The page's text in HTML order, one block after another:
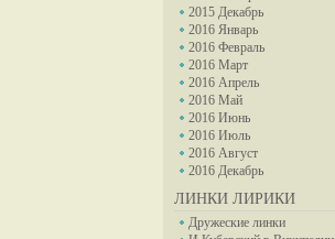
2015 Декабрь
2016 Январь
2016 Февраль
2016 Март
2016 Апрель
2016 Май
2016 Июнь
2016 Июль
2016 Август
2016 Декабрь
ЛИНКИ ЛИРИКИ
Дружеские линки